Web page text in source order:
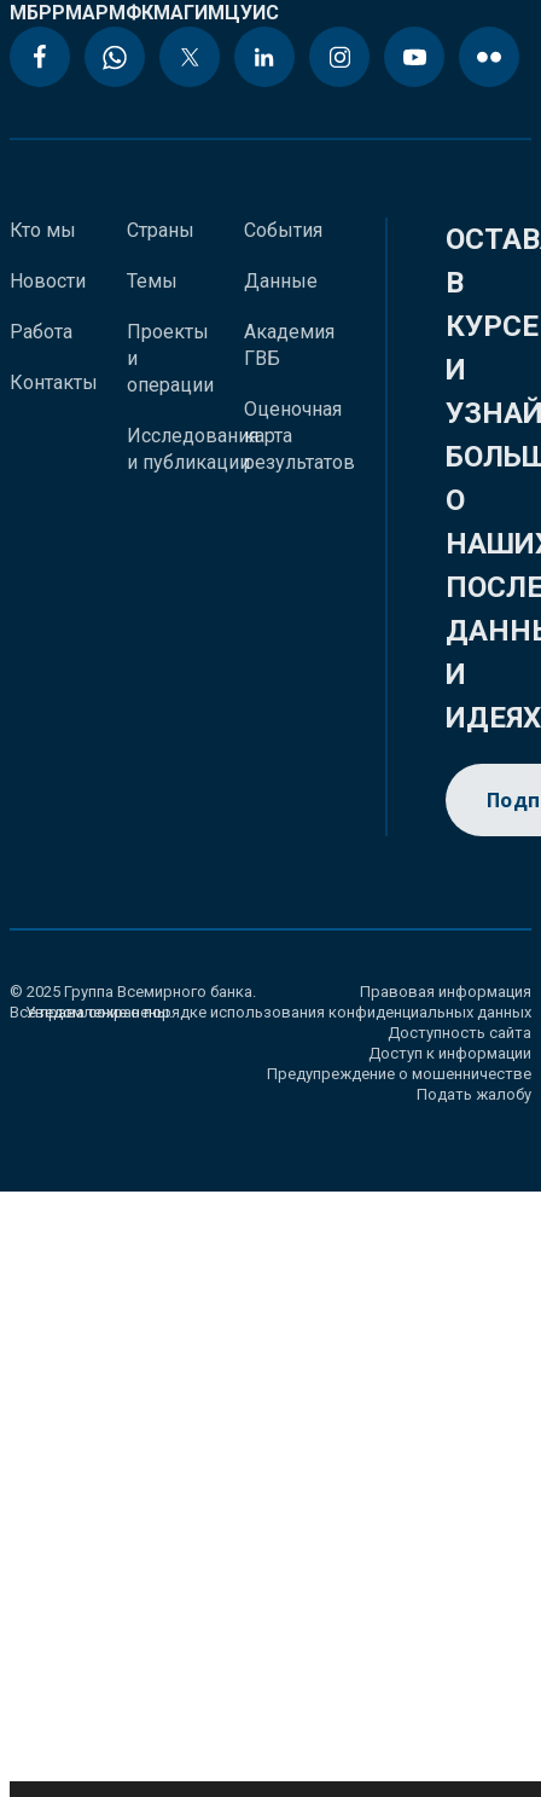
МБРРМАРМФКМАГИМЦУИС
Кто мы
Новости
Работа
Контакты
Страны
Темы
Проекты
и
операции
Исследования
и публикации
События
Данные
Академия
ГВБ
Оценочная
карта
результатов
В
КУРСЕ
И
О
И
ИДЕЯХ
© 2025 Группа Всемирного банка.
Все права сохранены.
Правовая информация
Уведомление о порядке использования конфиденциальных данных
Доступность сайта
Доступ к информации
Предупреждение о мошенничестве
Подать жалобу